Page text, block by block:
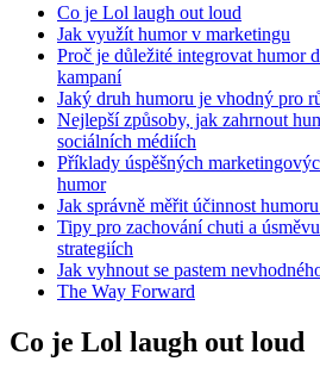
Co je Lol laugh out loud
Jak využít humor v marketingu
Proč je důležité integrovat humor
kampaní
Jaký druh humoru je vhodný pro
Nejlepší způsoby, jak zahrnout
sociálních médiích
Příklady úspěšných
humor
Jak správně měřit účinnost
Tipy pro zachování chuti a
strategiích
Jak vyhnout se pastem
The Way Forward
Co je Lol laugh out loud